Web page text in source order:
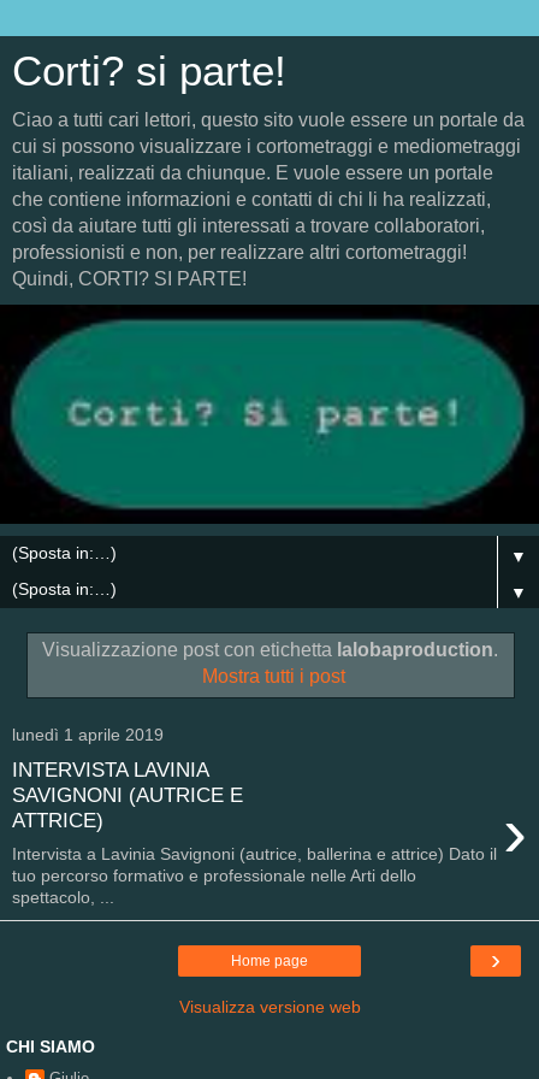
Corti? si parte!
Ciao a tutti cari lettori, questo sito vuole essere un portale da
cui si possono visualizzare i cortometraggi e mediometraggi
italiani, realizzati da chiunque. E vuole essere un portale
che contiene informazioni e contatti di chi li ha realizzati,
così da aiutare tutti gli interessati a trovare collaboratori,
professionisti e non, per realizzare altri cortometraggi!
Quindi, CORTI? SI PARTE!
▼
▼
Visualizzazione post con etichetta lalobaproduction.
Mostra tutti i post
lunedì 1 aprile 2019
INTERVISTA LAVINIA
SAVIGNONI (AUTRICE E
ATTRICE)
›
Intervista a Lavinia Savignoni (autrice, ballerina e attrice) Dato il
tuo percorso formativo e professionale nelle Arti dello
spettacolo, ...
›
Home page
Visualizza versione web
CHI SIAMO